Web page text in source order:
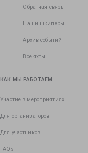
Обратная связь
Наши шкиперы
Архив событий
Все яхты
КАК МЫ РАБОТАЕМ
Участие в мероприятиях
Для организаторов
Для участников
FAQs